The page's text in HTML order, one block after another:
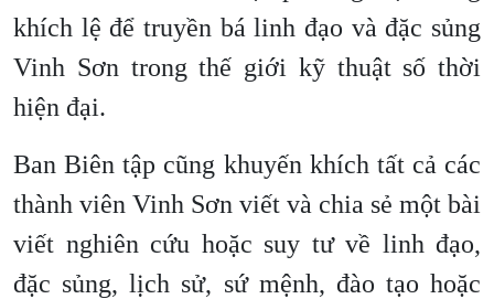
khích lệ để truyền bá linh đạo và đặc sủng
Vinh Sơn trong thế giới kỹ thuật số thời
hiện đại.
Ban Biên tập cũng khuyến khích tất cả các
thành viên Vinh Sơn viết và chia sẻ một bài
viết nghiên cứu hoặc suy tư về linh đạo,
đặc sủng, lịch sử, sứ mệnh, đào tạo hoặc